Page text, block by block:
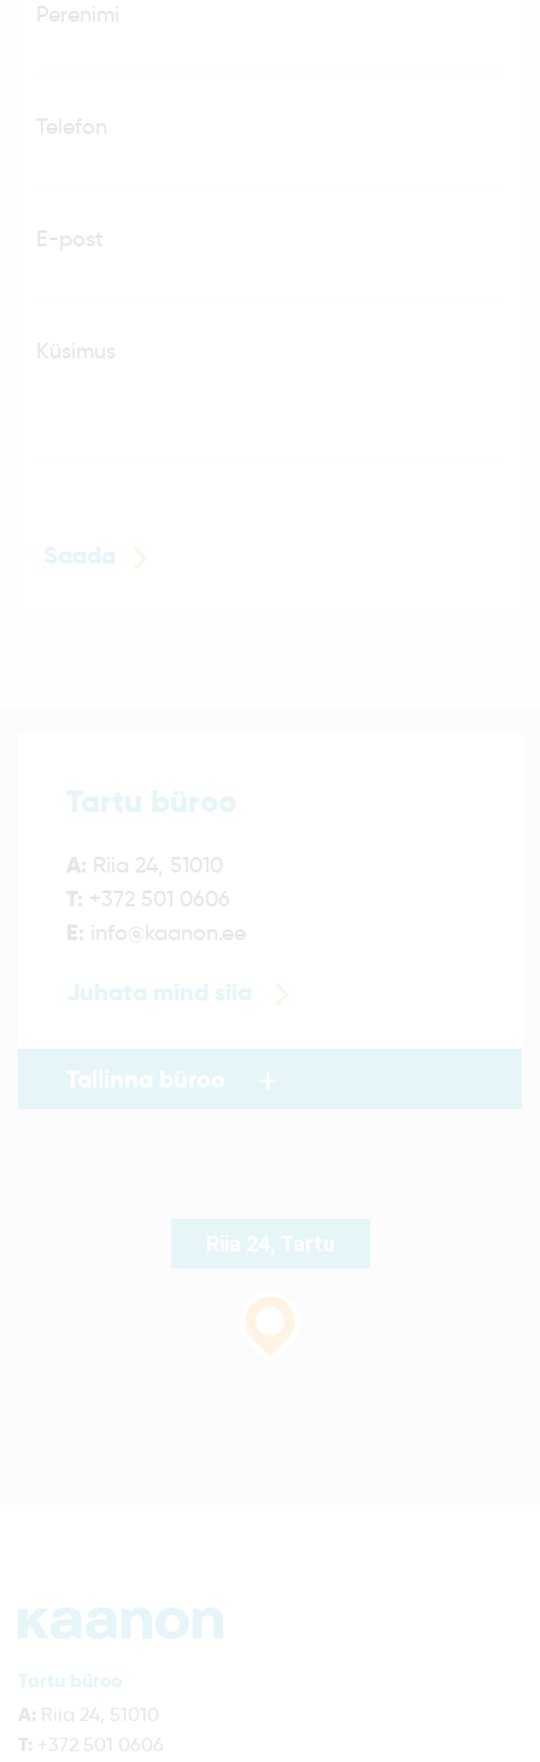
Perenimi
Telefon
E-post
Küsimus
Saada
Tartu büroo
A: Riia 24, 51010
T: +372 501 0606
E: info@kaanon.ee
Juhata mind siia
Tallinna büroo
Riia 24, Tartu
Tartu büroo
A: Riia 24, 51010
T: +372 501 0606